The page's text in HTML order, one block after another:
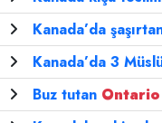
Kanada’da
Kanada’da 3
Buz tutan Ontario